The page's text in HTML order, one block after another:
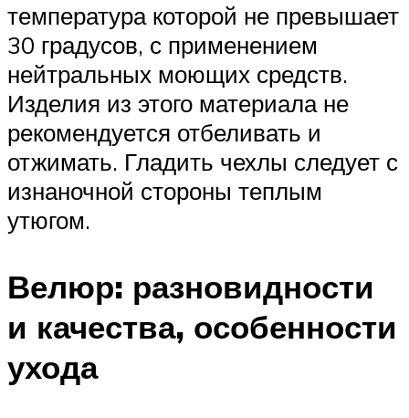
температура которой не превышает
30 градусов, с применением
нейтральных моющих средств.
Изделия из этого материала не
рекомендуется отбеливать и
отжимать. Гладить чехлы следует с
изнаночной стороны теплым
утюгом.
Велюр: разновидности
и качества, особенности
ухода